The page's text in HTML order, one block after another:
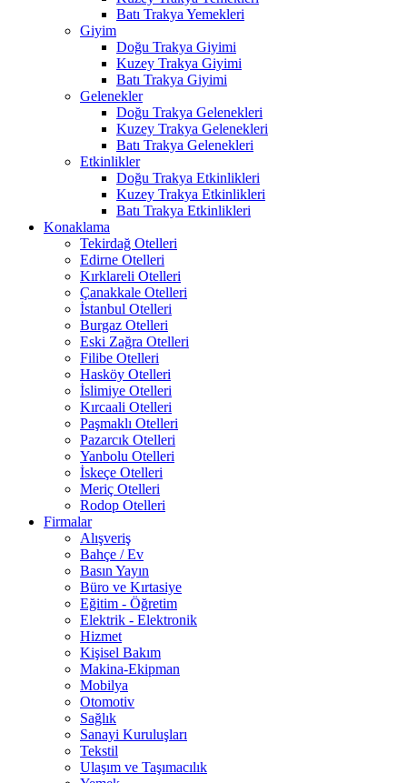
Batı Trakya Yemekleri
Giyim
Doğu Trakya Giyimi
Kuzey Trakya Giyimi
Batı Trakya Giyimi
Gelenekler
Doğu Trakya Gelenekleri
Kuzey Trakya Gelenekleri
Batı Trakya Gelenekleri
Etkinlikler
Doğu Trakya Etkinlikleri
Kuzey Trakya Etkinlikleri
Batı Trakya Etkinlikleri
Konaklama
Tekirdağ Otelleri
Edirne Otelleri
Kırklareli Otelleri
Çanakkale Otelleri
İstanbul Otelleri
Burgaz Otelleri
Eski Zağra Otelleri
Filibe Otelleri
Hasköy Otelleri
İslimiye Otelleri
Kırcaali Otelleri
Paşmaklı Otelleri
Pazarcık Otelleri
Yanbolu Otelleri
İskeçe Otelleri
Meriç Otelleri
Rodop Otelleri
Firmalar
Alışveriş
Bahçe / Ev
Basın Yayın
Büro ve Kırtasiye
Eğitim - Öğretim
Elektrik - Elektronik
Hizmet
Kişisel Bakım
Makina-Ekipman
Mobilya
Otomotiv
Sağlık
Sanayi Kuruluşları
Tekstil
Ulaşım ve Taşımacılık